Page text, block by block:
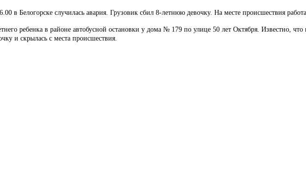
в Белогорске случилась авария. Грузовик сбил 8-летнюю девочку. На месте происшествия
ребенка в районе автобусной остановки у дома № 179 по улице 50 лет Октября. Известно,
и скрылась с места происшествия.